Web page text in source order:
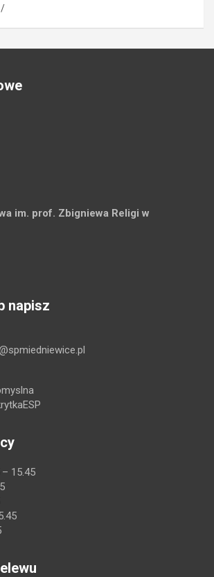
im. prof. Zbigniewa Religi w
napisz
– 15.45